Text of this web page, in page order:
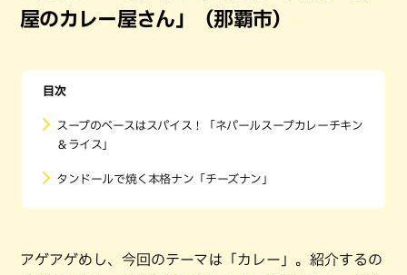
屋のカレー屋さん」（那覇市）
目次
スープのベースはスパイス！「ネパールスープカレーチキン
＆ライス」
タンドールで焼く本格ナン「チーズナン」
アゲアゲめし、今回のテーマは「カレー」。紹介するの